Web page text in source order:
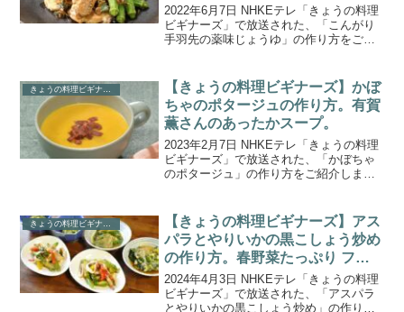
はん
2022年6月7日 NHKEテレ「きょうの料理
ビギナーズ」で放送された、「こんがり
手羽先の薬味じょうゆ」の作り方をご紹
でしょうゆにつけておけば風味の良いお
かずがパパ...
【きょうの料理ビギナーズ】かぼ
ちゃのポタージュの作り方。有賀
薫さんのあったかスープ。
2023年2月7日 NHKEテレ「きょうの料理
ビギナーズ」で放送された、「かぼちゃ
のポタージュ」の作り方をご紹介しま
ポカポカになるスープを教わります。5日
目は、とろみ...
【きょうの料理ビギナーズ】アス
パラとやりいかの黒こしょう炒め
の作り方。春野菜たっぷり フラ
イパンおかず。
2024年4月3日 NHKEテレ「きょうの料理
ビギナーズ」で放送された、「アスパラ
とやりいかの黒こしょう炒め」の作り方